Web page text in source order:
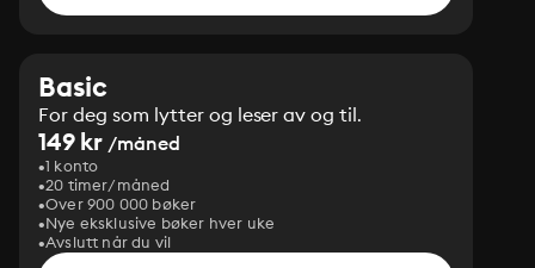
Basic
For deg som lytter og leser av og til.
149 kr /måned
1 konto
20 timer/måned
Over 900 000 bøker
Nye eksklusive bøker hver uke
Avslutt når du vil